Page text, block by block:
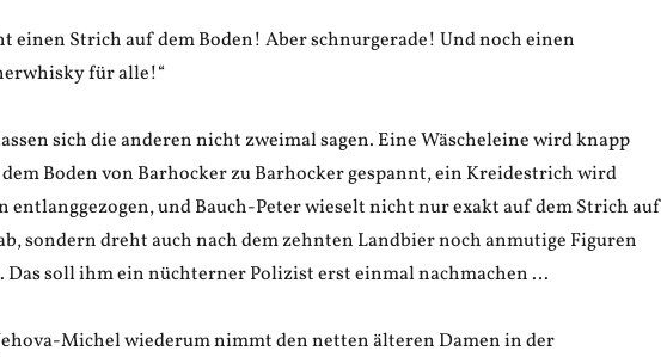
einen Strich auf dem Boden! Aber schnurgerade! Und noch einen
für alle!“
sich die anderen nicht zweimal sagen. Eine Wäscheleine wird knapp
Boden von Barhocker zu Barhocker gespannt, ein Kreidestrich wird
entlanggezogen, und Bauch-Peter wieselt nicht nur exakt auf dem Strich auf
sondern dreht auch nach dem zehnten Landbier noch anmutige Figuren
Das soll ihm ein nüchterner Polizist erst einmal nachmachen …
Michel wiederum nimmt den netten älteren Damen in der